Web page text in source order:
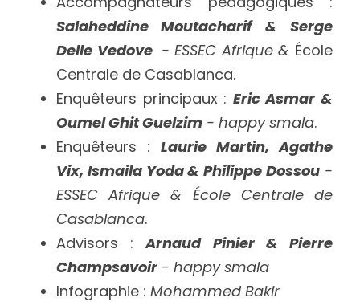
Salaheddine Moutacharif
&
Serge
Delle Vedove - ESSEC Afrique & École
Centrale de Casablanca.
Enquêteurs principaux : Eric Asmar &
Oumel Ghit Guelzim - happy smala.
Enquêteurs : Laurie Martin, Agathe
Vix, Ismaila Yoda & Philippe Dossou -
ESSEC Afrique & École Centrale de
Casablanca.
Advisors : Arnaud Pinier & Pierre
Champsavoir - happy smala
Infographie : Mohammed Bakir